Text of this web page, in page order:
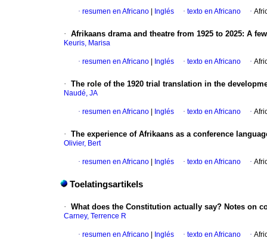
· resumen en Africano Inglés · texto en Africano ·
· Afrikaans drama and theatre from 1925 to 2025: A
Keuris, Marisa
· resumen en Africano Inglés · texto en Africano ·
· The role of the 1920 trial translation in the
Naudé, JA
· resumen en Africano Inglés · texto en Africano ·
· The experience of Afrikaans as a conference
Olivier, Bert
· resumen en Africano Inglés · texto en Africano ·
Toelatingsartikels
· What does the Constitution actually say? Notes on
Carney, Terrence R
· resumen en Africano Inglés · texto en Africano ·